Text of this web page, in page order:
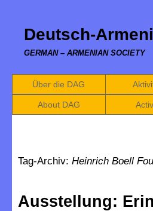
Deutsch-
GERMAN – ARMENIAN SOCIETY
Über die DAG
About DAG
Tag-Archiv: Heinrich Boell
Ausstellung: